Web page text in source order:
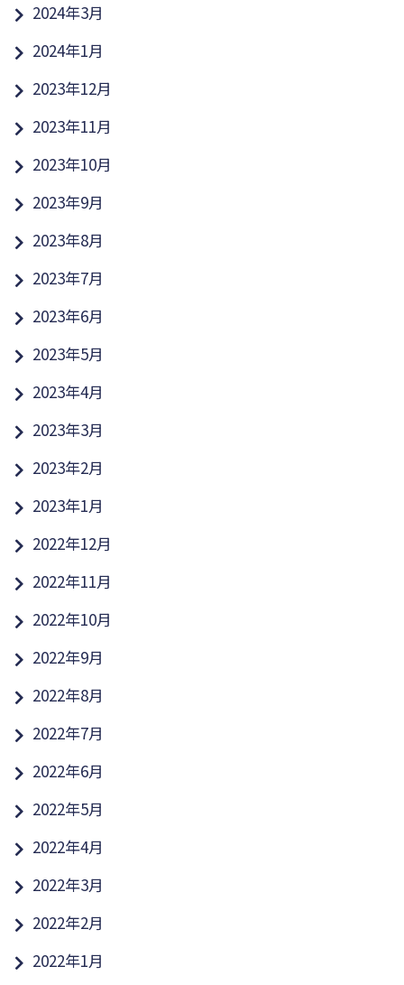
2024年3月
2024年1月
2023年12月
2023年11月
2023年10月
2023年9月
2023年8月
2023年7月
2023年6月
2023年5月
2023年4月
2023年3月
2023年2月
2023年1月
2022年12月
2022年11月
2022年10月
2022年9月
2022年8月
2022年7月
2022年6月
2022年5月
2022年4月
2022年3月
2022年2月
2022年1月